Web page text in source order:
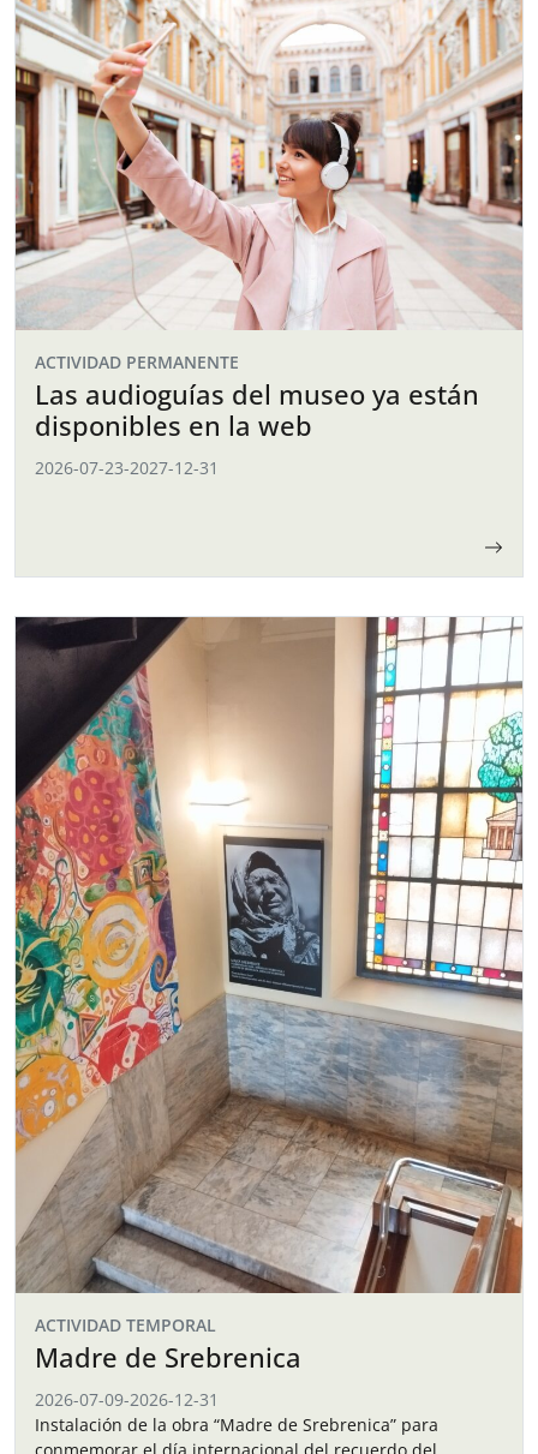
ACTIVIDAD PERMANENTE
Las audioguías del museo ya están
disponibles en la web
2026-07-23-2027-12-31
ACTIVIDAD TEMPORAL
Madre de Srebrenica
2026-07-09-2026-12-31
Instalación de la obra “Madre de Srebrenica” para